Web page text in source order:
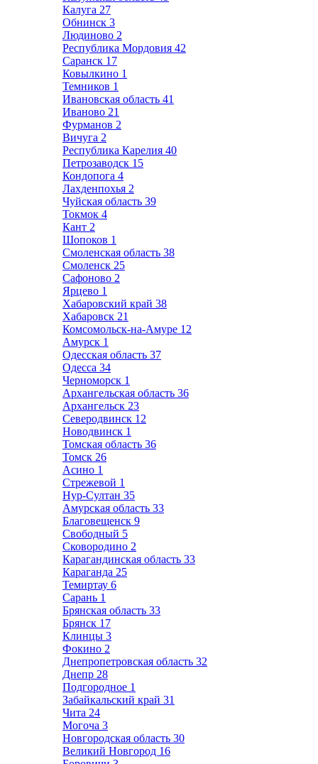
Калуга 27
Обнинск 3
Людиново 2
Республика Мордовия 42
Саранск 17
Ковылкино 1
Темников 1
Ивановская область 41
Иваново 21
Фурманов 2
Вичуга 2
Республика Карелия 40
Петрозаводск 15
Кондопога 4
Лахденпохья 2
Чуйская область 39
Токмок 4
Кант 2
Шопоков 1
Смоленская область 38
Смоленск 25
Сафоново 2
Ярцево 1
Хабаровский край 38
Хабаровск 21
Комсомольск-на-Амуре 12
Амурск 1
Одесская область 37
Одесса 34
Черноморск 1
Архангельская область 36
Архангельск 23
Северодвинск 12
Новодвинск 1
Томская область 36
Томск 26
Асино 1
Стрежевой 1
Нур-Султан 35
Амурская область 33
Благовещенск 9
Свободный 5
Сковородино 2
Карагандинская область 33
Караганда 25
Темиртау 6
Сарань 1
Брянская область 33
Брянск 17
Клинцы 3
Фокино 2
Днепропетровская область 32
Днепр 28
Подгородное 1
Забайкальский край 31
Чита 24
Могоча 3
Новгородская область 30
Великий Новгород 16